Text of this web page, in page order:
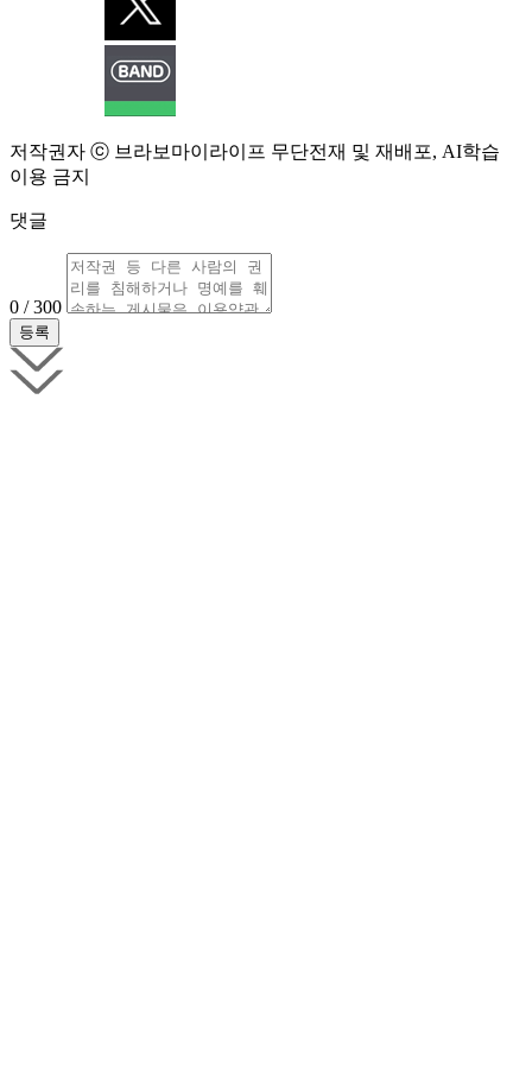
저작권자 ⓒ 브라보마이라이프 무단전재 및 재배포, AI학습
이용 금지
댓글
0 / 300